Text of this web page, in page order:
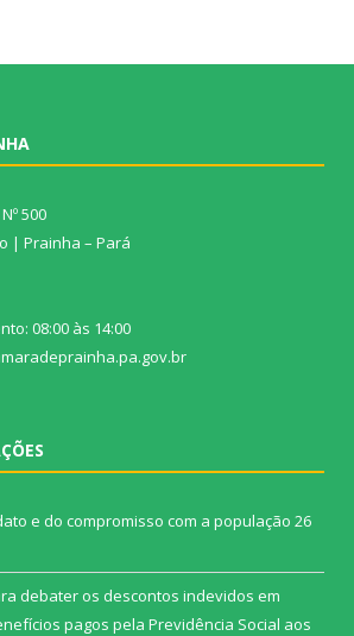
500
| Prainha – Pará
08:00 às 14:00
e do compromisso com a população 26
debater os descontos indevidos em
pagos pela Previdência Social aos